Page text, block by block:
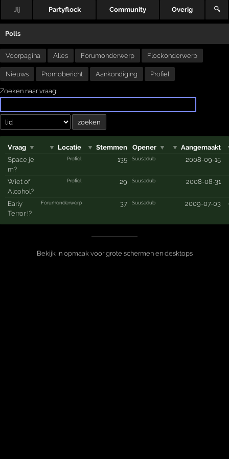
Jij Partyflock Community Overig 🔍
Polls
Voorpagina Alles Forumonderwerp Flockonderwerp
Nieuws Promobericht Aankondiging Profiel
Zoeken naar vraag:
Vraag ▼ ▼ Locatie ▼ Stemmen Opener ▼ ▼ Aangemaakt
Space je
m?
Profiel 135 Suusadub 2008-09-15
Wiet of
Alcohol?
Profiel 29 Suusadub 2008-08-31
Early
Terror !?
Forumonderwerp 37 Suusadub 2009-07-03
Bekijk in opmaak voor grote schermen en desktops